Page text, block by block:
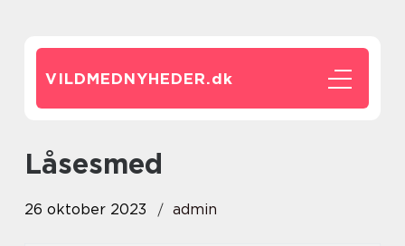
VILDMEDNYHEDER.dk
låsesmed
26 oktober 2023 admin